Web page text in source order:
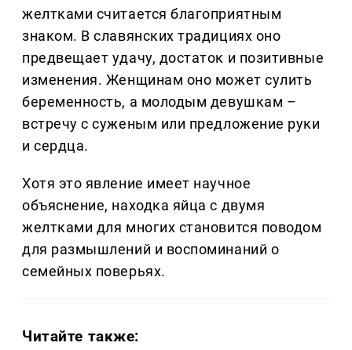
желтками считается благоприятным
знаком. В славянских традициях оно
предвещает удачу, достаток и позитивные
изменения. Женщинам оно может сулить
беременность, а молодым девушкам –
встречу с суженым или предложение руки
и сердца.
Хотя это явление имеет научное
объяснение, находка яйца с двумя
желтками для многих становится поводом
для размышлений и воспоминаний о
семейных поверьях.
Читайте также: